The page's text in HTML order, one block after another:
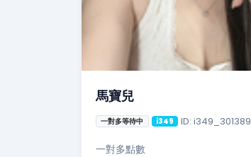
馬寶兒
一對多等待中 i349 ID: i349_301389
一對多點數